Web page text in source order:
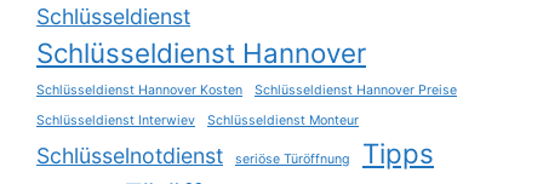
Schlüsseldienst
Schlüsseldienst Hannover
Schlüsseldienst Hannover Kosten
Schlüsseldienst Hannover Preise
Schlüsseldienst Interwiev
Schlüsseldienst Monteur
Schlüsselnotdienst seriöse Türöffnung
Tipps